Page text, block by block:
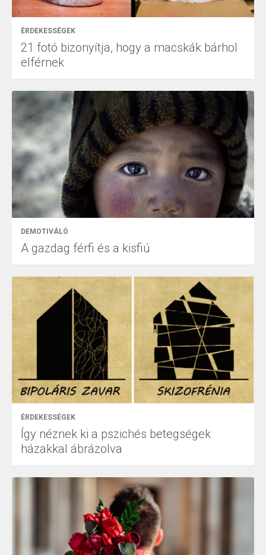
ÉRDEKESSÉGEK
21 fotó bizonyítja, hogy a macskák bárhol
elférnek
DEMOTIVÁLÓ
A gazdag férfi és a kisfiú
ÉRDEKESSÉGEK
Így néznek ki a pszichés betegségek
házakkal ábrázolva